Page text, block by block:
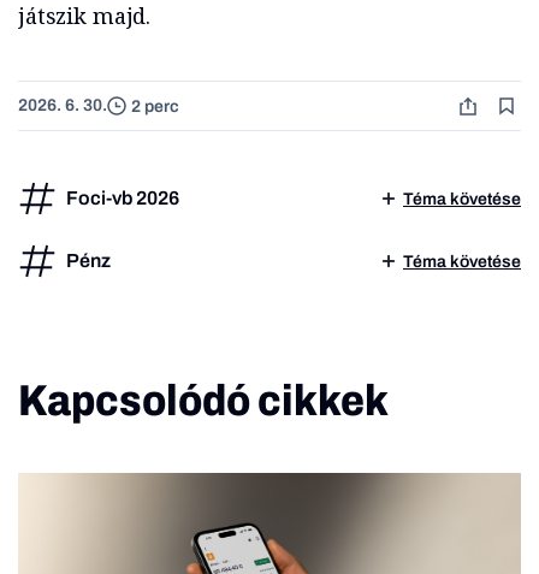
játszik majd.
2026. 6. 30. 2 perc
Foci-vb 2026 Téma követése
Pénz Téma követése
Kapcsolódó cikkek